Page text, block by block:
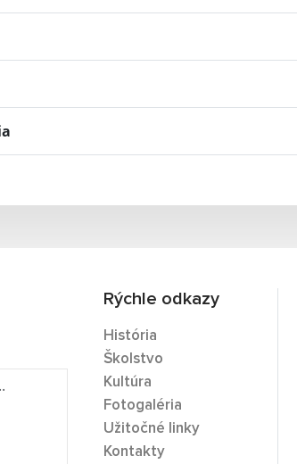
Rýchle odkazy
História
Školstvo
Kultúra
Fotogaléria
Užitočné linky
Kontakty